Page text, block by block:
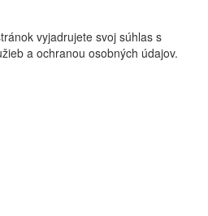
vyjadrujete svoj súhlas s
a ochranou osobných údajov.